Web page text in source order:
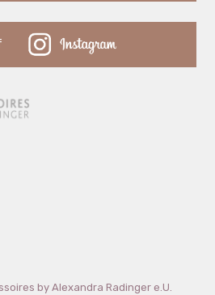
by Alexandra Radinger e.U.